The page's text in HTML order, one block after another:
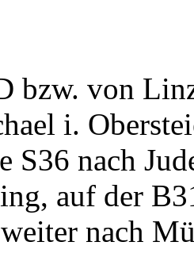
bzw. von
i.
S36 nach
auf der
nach